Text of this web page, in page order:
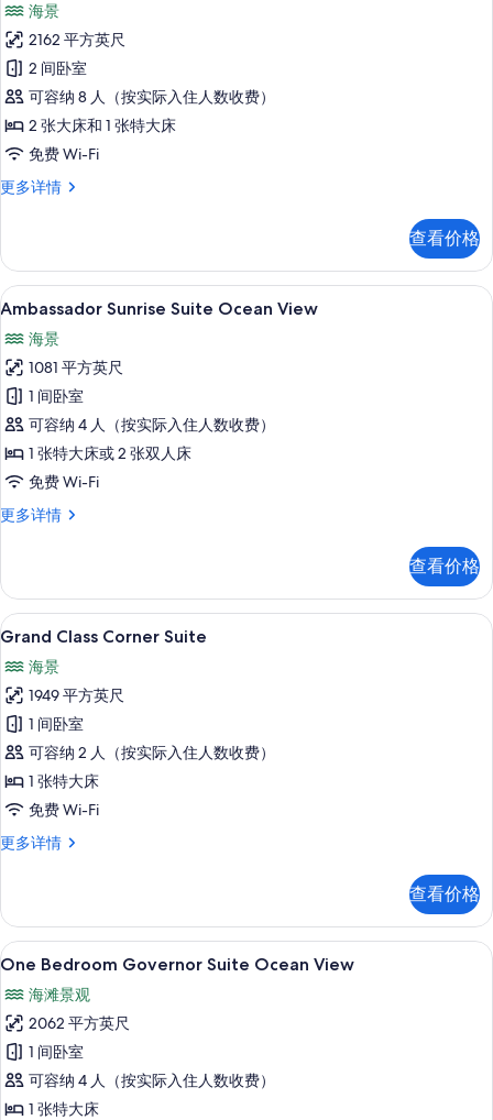
息
Ambassador
Two
Bedroom
Family
Suite
Ocean
View
有
照
片
海景
2162 平方英尺
2 间卧室
可容纳 8 人（按实际入住人数收费）
2 张大床和 1 张特大床
免费 Wi-Fi
更多详情
Ambassador
Suite
Ocean
View
多
信
息
查看价格
显
Ambassador
Sunrise
Suite
Ocean
View
的
所
片
Ambassador Sunrise Suite Ocean
5
Ambassador Sunrise Suite Ocean View
海景
1081 平方英尺
1 间卧室
可容纳 4 人（按实际入住人数收费）
1 张特大床或 2 张双人床
免费 Wi-Fi
更多详情
Ambassador
View
更
多
息
查看价格
显
Grand
Class
Corner
Suite
的
所
有
Grand Class Corner Suite | 埃及棉床
7
Grand Class Corner Suite
海景
1949 平方英尺
1 间卧室
可容纳 2 人（按实际入住人数收费）
1 张特大床
免费 Wi-Fi
更多详情
Grand
更
多
信
查看价格
显
One
Bedroom
Governor
Suite
Ocean
埃及棉床单、高档床上用品、羽绒被
5
One Bedroom Governor Suite Ocean View
海滩景观
2062 平方英尺
1 间卧室
可容纳 4 人（按实际入住人数收费）
1 张特大床